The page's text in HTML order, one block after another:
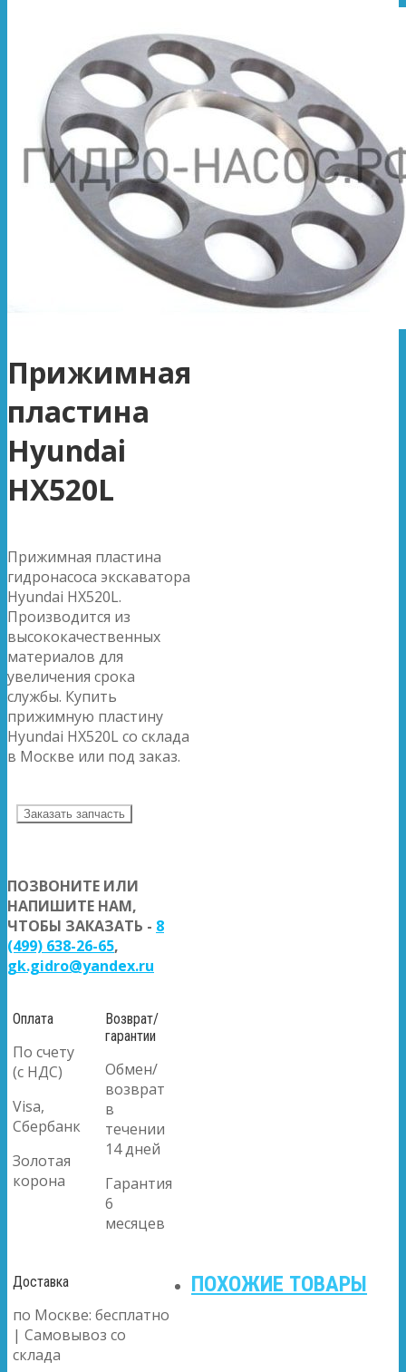
Прижимная
пластина
Hyundai
HX520L
Прижимная пластина
гидронасоса экскаватора
Hyundai HX520L.
Производится из
высококачественных
материалов для
увеличения срока
службы. Купить
прижимную пластину
Hyundai HX520L со склада
в Москве или под заказ.
Заказать запчасть
ПОЗВОНИТЕ ИЛИ
НАПИШИТЕ НАМ,
ЧТОБЫ ЗАКАЗАТЬ - 8
(499) 638-26-65,
gk.gidro@yandex.ru
Оплата
По счету
(с НДС)
Visa,
Сбербанк
Золотая
корона
Возврат/
гарантии
Обмен/
возврат
в
течении
14 дней
Гарантия
6
месяцев
Доставка
по Москве: бесплатно
| Самовывоз со
склада
ПОХОЖИЕ ТОВАРЫ